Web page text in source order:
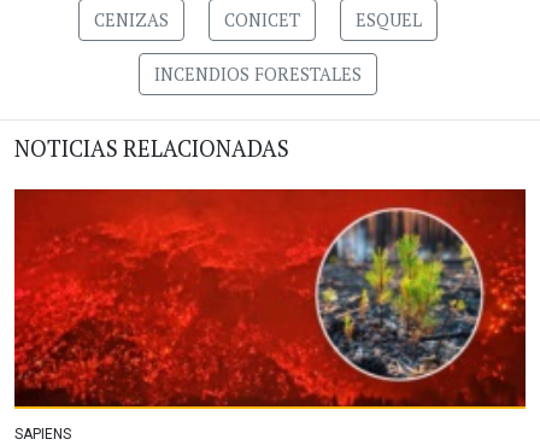
CENIZAS CONICET ESQUEL
INCENDIOS FORESTALES
NOTICIAS RELACIONADAS
SAPIENS